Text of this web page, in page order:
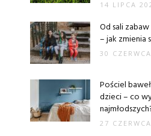
14 LIPCA
Od sali
– jak zmienia
30
Pościel
dzieci – co
27